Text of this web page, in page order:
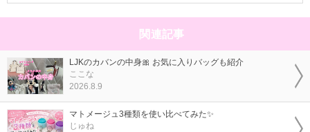
関連記事
LJKのカバンの中身🎀 お気に入りバッグも紹介
ここな
2026.8.9
マトメージュ3種類を使い比べてみた✨
じゅね